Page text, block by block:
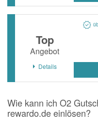
BADER
GALERIA
vidaXL
bonprix
CHECK24
LiveFresh
Top
Angebot
Details
Wie kann ich O2
rewardo.de einlösen?